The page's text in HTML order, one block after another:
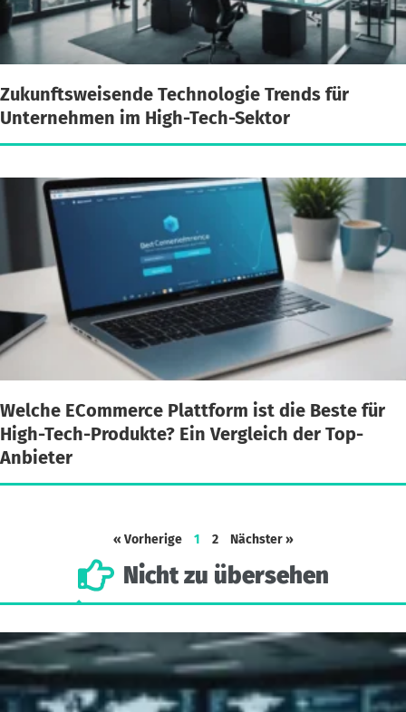
Zukunftsweisende Technologie Trends für
Unternehmen im High-Tech-Sektor
Welche ECommerce Plattform ist die Beste für
High-Tech-Produkte? Ein Vergleich der Top-
Anbieter
« Vorherige 1 2 Nächster »
Nicht zu übersehen